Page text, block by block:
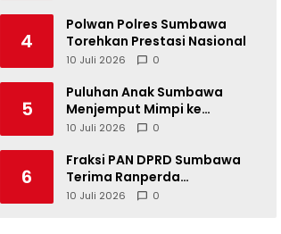
4
Polwan Polres Sumbawa
Torehkan Prestasi Nasional
10 Juli 2026 0
5
Puluhan Anak Sumbawa
Menjemput Mimpi ke
Berbagai SMK Unggulan di
10 Juli 2026 0
6
Fraksi PAN DPRD Sumbawa
Terima Ranperda
Pertanggungjawaban APBD
10 Juli 2026 0